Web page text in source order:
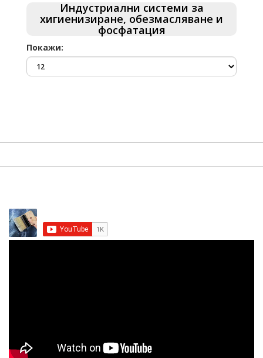
Индустриални системи за
хигиенизиране, обезмасляване и
фосфатация
Покажи: